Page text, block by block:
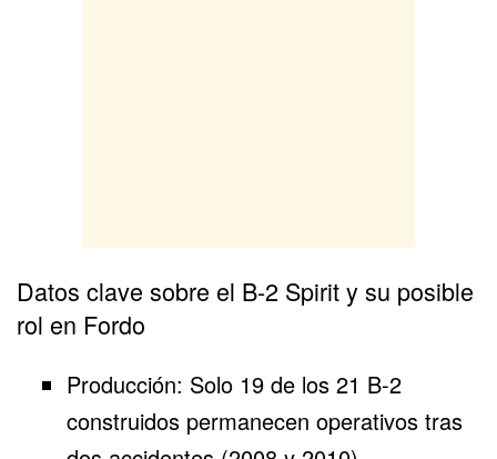
Datos clave sobre el B-2 Spirit y su posible
rol en Fordo
Producción: Solo 19 de los 21 B-2
construidos permanecen operativos tras